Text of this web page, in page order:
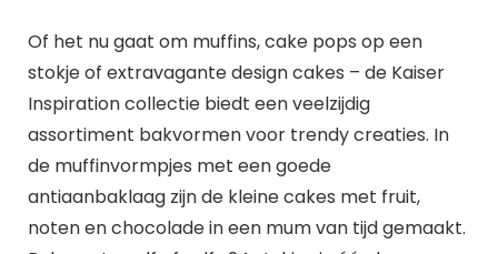
Of het nu gaat om muffins, cake pops op een
stokje of extravagante design cakes – de Kaiser
Inspiration collectie biedt een veelzijdig
assortiment bakvormen voor trendy creaties. In
de muffinvormpjes met een goede
antiaanbaklaag zijn de kleine cakes met fruit,
noten en chocolade in een mum van tijd gemaakt.